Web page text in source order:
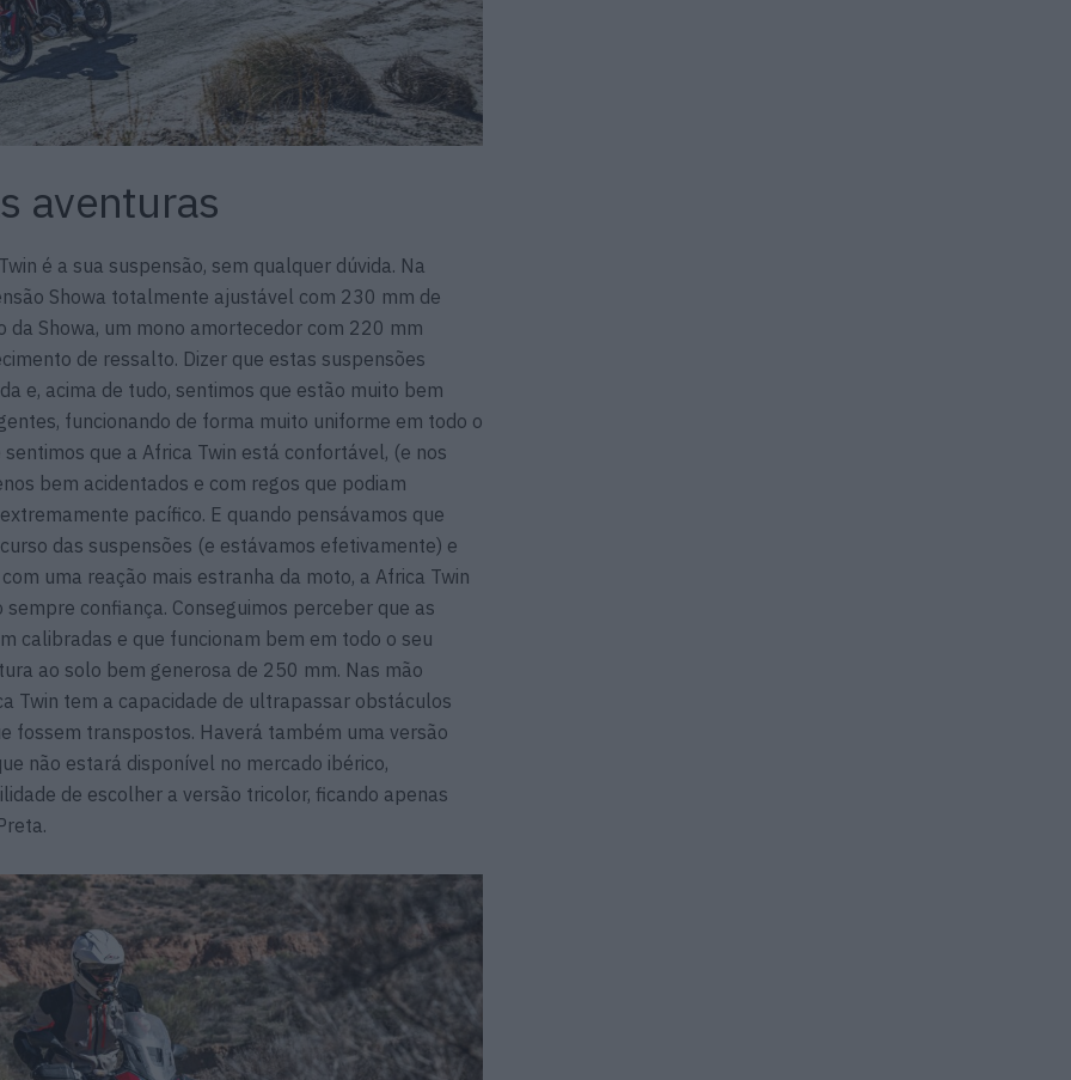
aventuras
é a sua suspensão, sem qualquer dúvida. Na
Showa totalmente ajustável com 230 mm de
da Showa, um mono amortecedor com 220 mm
de ressalto. Dizer que estas suspensões
e, acima de tudo, sentimos que estão muito bem
funcionando de forma muito uniforme em todo o
que a Africa Twin está confortável, (e nos
bem acidentados e com regos que podiam
pacífico. E quando pensávamos que
das suspensões (e estávamos efetivamente) e
uma reação mais estranha da moto, a Africa Twin
confiança. Conseguimos perceber que as
calibradas e que funcionam bem em todo o seu
ao solo bem generosa de 250 mm. Nas mão
Twin tem a capacidade de ultrapassar obstáculos
fossem transpostos. Haverá também uma versão
não estará disponível no mercado ibérico,
de escolher a versão tricolor, ficando apenas